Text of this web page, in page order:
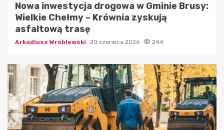
Nowa inwestycja drogowa w Gminie Brusy:
Wielkie Chełmy – Krównia zyskują
asfaltową trasę
Arkadiusz Wróblewski 20 czerwca 2026 244